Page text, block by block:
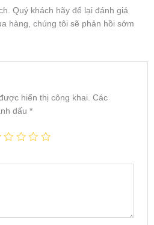
Quý khách hãy để lại đánh giá
hàng, chúng tôi sẽ phản hồi sớm
hiển thị công khai. Các
dấu *